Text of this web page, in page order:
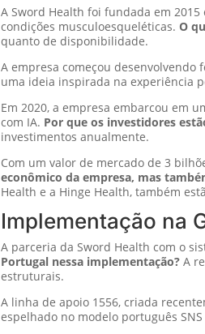
A Sword Health foi fundada em
condições musculoesqueléticas.O
quanto de disponibilidade.
A empresa começou
uma ideia inspirada na experiência
Em 2020, a empresa embarcou em
com IA. Por que os investidores
investimentos anualmente.
Com um valor de mercado de 3
econômico da empresa, mas
Health e a Hinge Health, também
Implementação na
A parceria da Sword Health com o
Portugal nessa implementação? A
estruturais.
A linha de apoio 1556, criada
espelhado no modelo português